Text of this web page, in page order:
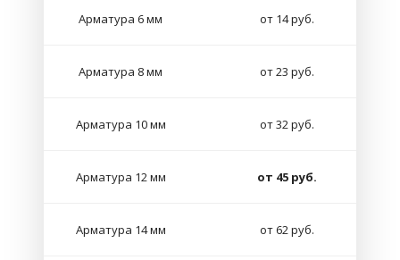
Арматура 6 мм от 14 руб.
Арматура 8 мм от 23 руб.
Арматура 10 мм от 32 руб.
Арматура 12 мм от 45 руб.
Арматура 14 мм от 62 руб.